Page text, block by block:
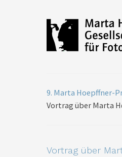
9. Marta Hoepffner-
Vortrag über Marta
Vortrag über